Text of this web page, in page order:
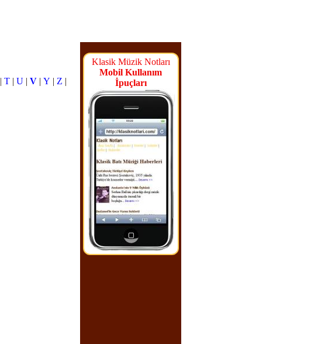
| T | U | V | Y | Z |
Klasik Müzik Notları
Mobil Kullanım
İpuçları